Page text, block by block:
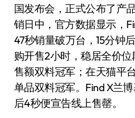
国发布会，正式公布了产
销日中，官方数据显示，
47秒销量破万台，15分钟
购开售2小时，稳居全价
售额双料冠军；在天猫平
单品双料冠军。Find X兰
后4秒便宣告线上售罄。